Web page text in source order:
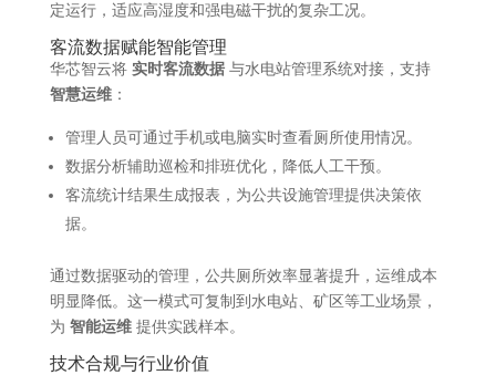
定运行，适应高湿度和强电磁干扰的复杂工况。
客流数据赋能智能管理
华芯智云将 实时客流数据与水电站管理系统对接，支持
智慧运维：
管理人员可通过手机或电脑实时查看厕所使用情况。
数据分析辅助巡检和排班优化，降低人工干预。
客流统计结果生成报表，为公共设施管理提供决策依
据。
通过数据驱动的管理，公共厕所效率显著提升，运维成本
明显降低。这一模式可复制到水电站、矿区等工业场景，
为 智能运维提供实践样本。
技术合规与行业价值